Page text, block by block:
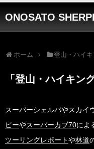
ONOSATO
ホーム 登山・ハイ
「 登山・ハイキン
スーパーシェルパやスカイ
ピーやスーパーカブ70によ
ツーリングレポートや林道